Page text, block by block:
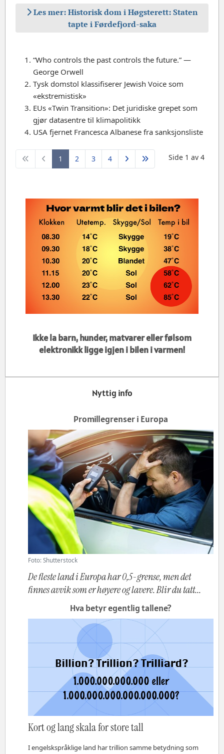
Les mer: Historisk dom i Høgsterett: Staten
tapte i Førdefjord-saka
“Who controls the past controls the future.” —
George Orwell
Tysk domstol klassifiserer Jewish Voice som
«ekstremistisk»
EUs «Twin Transition»: Det juridiske grepet som
gjør datasentre til klimapolitikk
USA fjernet Francesca Albanese fra sanksjonsliste
Side 1 av 4
1 2 3 4
Ikke la barn, hunder, matvarer eller følsom
elektronikk ligge igjen i bilen i varmen!
Nyttig info
Promillegrenser i Europa
Foto: Shutterstock
De fleste land i Europa har 0,5-grense, men det
finnes avvik som er høyere og lavere. Blir du tatt...
Hva betyr egentlig tallene?
Kort og lang skala for store tall
I engelskspråklige land har trillion samme betydning som